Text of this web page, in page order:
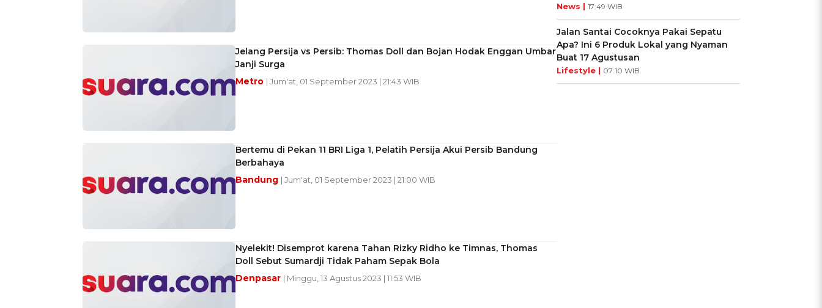
Jelang Persija vs Persib: Thomas Doll dan Bojan Hodak Enggan Umbar
Janji Surga
Metro | Jum'at, 01 September 2023 | 21:43 WIB
Bertemu di Pekan 11 BRI Liga 1, Pelatih Persija Akui Persib Bandung
Berbahaya
Bandung | Jum'at, 01 September 2023 | 21:00 WIB
Nyelekit! Disemprot karena Tahan Rizky Ridho ke Timnas, Thomas
Doll Sebut Sumardji Tidak Paham Sepak Bola
Denpasar | Minggu, 13 Agustus 2023 | 11:53 WIB
News | 17:49 WIB
Jalan Santai Cocoknya Pakai Sepatu
Apa? Ini 6 Produk Lokal yang Nyaman
Buat 17 Agustusan
Lifestyle | 07:10 WIB